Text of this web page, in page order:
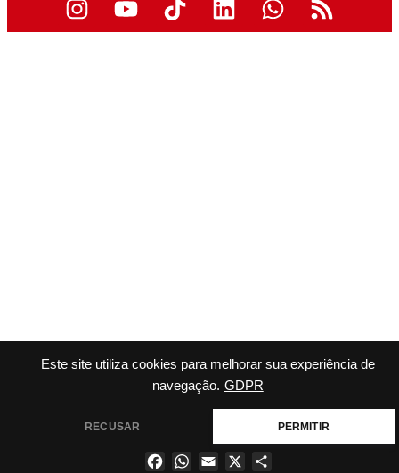
Este site utiliza cookies para melhorar sua experiência de
navegação. GDPR
RECUSAR PERMITIR
FacebookWhatsApp
Email